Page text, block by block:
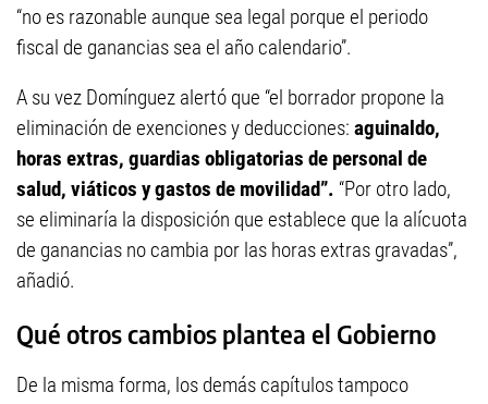
“no es razonable aunque sea legal porque el periodo
fiscal de ganancias sea el año calendario”.
A su vez Domínguez alertó que “el borrador propone la
eliminación de exenciones y deducciones: aguinaldo,
horas extras, guardias obligatorias de personal de
salud, viáticos y gastos de movilidad”. “Por otro lado,
se eliminaría la disposición que establece que la alícuota
de ganancias no cambia por las horas extras gravadas”,
añadió.
Qué otros cambios plantea el Gobierno
De la misma forma, los demás capítulos tampoco